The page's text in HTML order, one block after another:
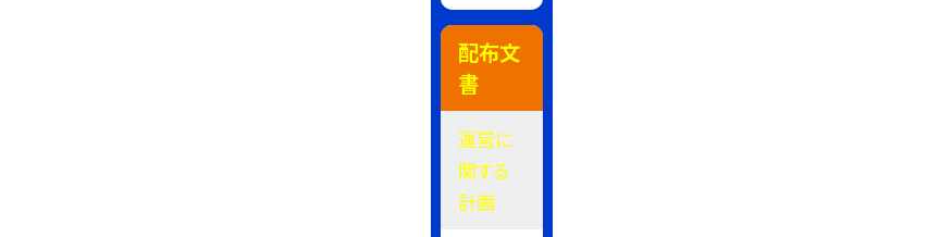
配布文
書
運営に
関する
計画